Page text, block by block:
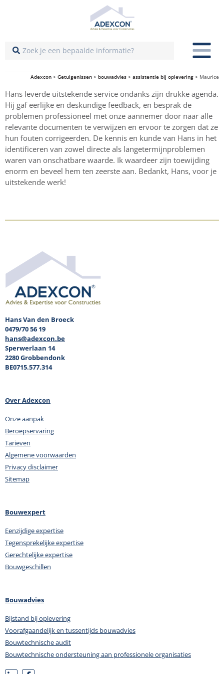
Adexcon > Getuigenissen > bouwadvies > assistentie bij oplevering > Maurice
Hans leverde uitstekende service ondanks zijn drukke agenda.
Hij gaf eerlijke en deskundige feedback, en besprak de
problemen professioneel met onze aannemer door naar alle
relevante documenten te verwijzen en ervoor te zorgen dat ze
hun fouten corrigeerden. De kennis en kunde van Hans in het
identificeren van zowel directe als langetermijnproblemen
waren van onschatbare waarde. Ik waardeer zijn toewijding
enorm en beveel hem ten zeerste aan. Bedankt, Hans, voor je
uitstekende werk!
Hans Van den Broeck
0479/70 56 19
hans@adexcon.be
Sperwerlaan 14
2280 Grobbendonk
BE0715.577.314
Over Adexcon
Onze aanpak
Beroepservaring
Tarieven
Algemene voorwaarden
Privacy disclaimer
Sitemap
Bouwexpert
Eenzijdige expertise
Tegensprekelijke expertise
Gerechtelijke expertise
Bouwgeschillen
Bouwadvies
Bijstand bij oplevering
Voorafgaandelijk en tussentijds bouwadvies
Bouwtechnische audit
Bouwtechnische ondersteuning aan professionele organisaties